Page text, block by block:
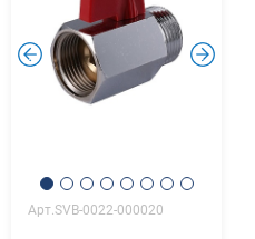
. .
Арт.SVB-0022-000020